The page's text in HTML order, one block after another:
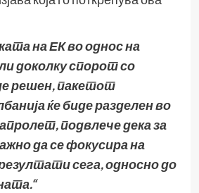
на ЕК во однос на
доколку спорот со
решен, пакетот
ќе биде разделен во
подвлече дека за
да се фокусира на
сега, односно до